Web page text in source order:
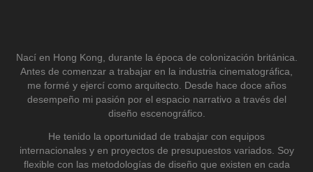
Nací en Hong Kong, durante la época de colonización británica.
Antes de comenzar a trabajar en la industria cinematográfica,
me formé y ejercí como arquitecto. Desde hace doce años
desempeño mi pasión por el espacio narrativo a través del
diseño escenográfico.
He tenido la oportunidad de trabajar con equipos
internacionales y en proyectos de presupuestos variados. Soy
flexible con las metodologías de diseño que existen en cada